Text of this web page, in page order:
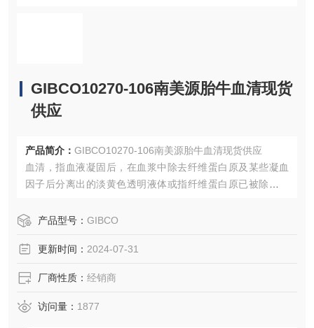
GIBCO10270-106南美源胎牛血清现货
供应
产品简介： GIBCO10270-106南美源胎牛血清现货供应
血清，指血液凝固后，在血浆中除去纤维蛋白原及某些凝血
因子后分离出的淡黄色透明液体或指纤维蛋白原已被除去的
长因子、提供结合蛋白、提供促接触和伸展因子使细胞贴壁
产品型号： GIBCO
更新时间： 2024-07-31
厂商性质： 经销商
访问量： 1877